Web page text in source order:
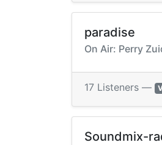
paradise
On Air: Perry
17 Listeners —
Soundmix-